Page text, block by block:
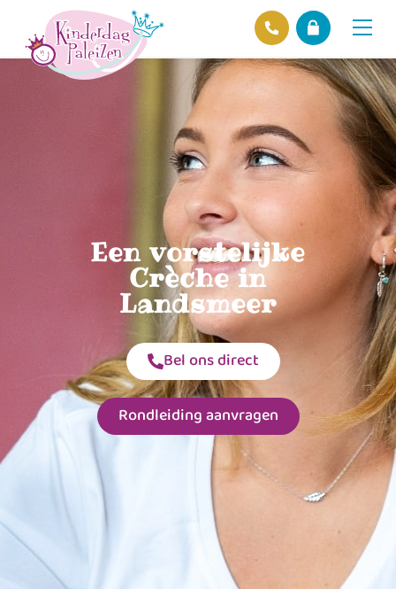
Een vorstelijke
Crèche in
Landsmeer
Bel ons direct
Rondleiding aanvragen